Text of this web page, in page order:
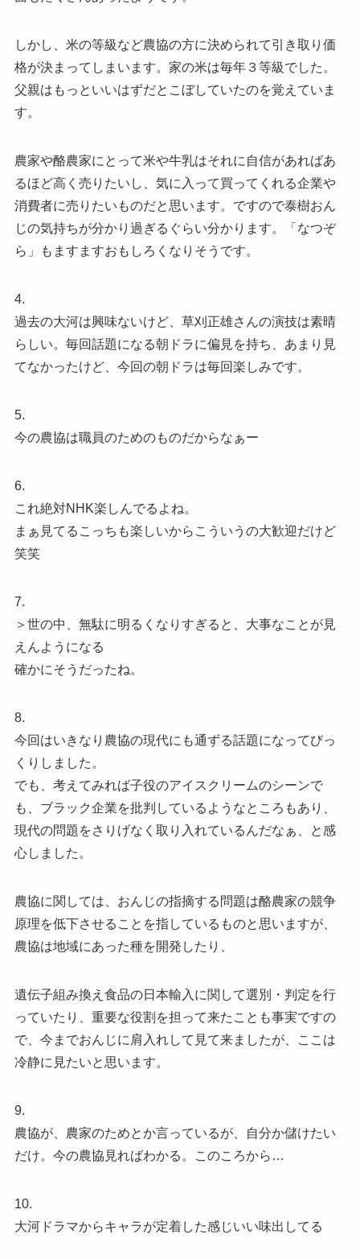
しかし、米の等級など農協の方に決められて引き取り価
格が決まってしまいます。家の米は毎年３等級でした。
父親はもっといいはずだとこぼしていたのを覚えていま
す。
農家や酪農家にとって米や牛乳はそれに自信があればあ
るほど高く売りたいし、気に入って買ってくれる企業や
消費者に売りたいものだと思います。ですので泰樹おん
じの気持ちが分かり過ぎるぐらい分かります。「なつぞ
ら」もますますおもしろくなりそうです。
4.
過去の大河は興味ないけど、草刈正雄さんの演技は素晴
らしい。毎回話題になる朝ドラに偏見を持ち、あまり見
てなかったけど、今回の朝ドラは毎回楽しみです。
5.
今の農協は職員のためのものだからなぁー
6.
これ絶対NHK楽しんでるよね。
まぁ見てるこっちも楽しいからこういうの大歓迎だけど
笑笑
7.
＞世の中、無駄に明るくなりすぎると、大事なことが見
えんようになる
確かにそうだったね。
8.
今回はいきなり農協の現代にも通ずる話題になってびっ
くりしました。
でも、考えてみれば子役のアイスクリームのシーンで
も、ブラック企業を批判しているようなところもあり、
現代の問題をさりげなく取り入れているんだなぁ、と感
心しました。
農協に関しては、おんじの指摘する問題は酪農家の競争
原理を低下させることを指しているものと思いますが、
農協は地域にあった種を開発したり、
遺伝子組み換え食品の日本輸入に関して選別・判定を行
っていたり、重要な役割を担って来たことも事実ですの
で、今までおんじに肩入れして見て来ましたが、ここは
冷静に見たいと思います。
9.
農協が、農家のためとか言っているが、自分か儲けたい
だけ。今の農協見ればわかる。このころから…
10.
大河ドラマからキャラが定着した感じいい味出してる